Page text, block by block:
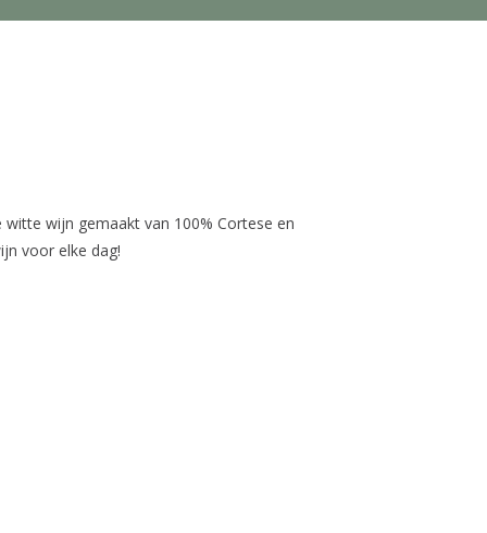
witte wijn gemaakt van 100% Cortese en
voor elke dag!